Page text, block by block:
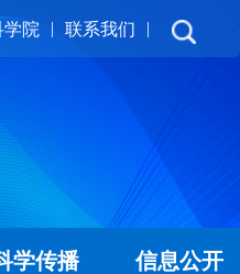
学院 | 联系我们 |
学传播 信息公开